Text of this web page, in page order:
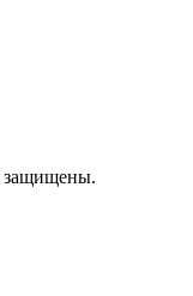
защищены.